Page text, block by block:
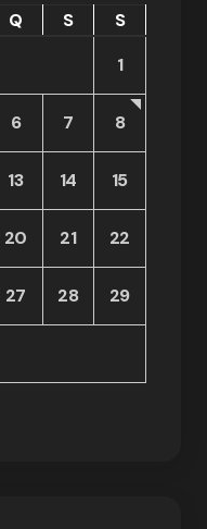
Q S
S
1
6 7 8
13 14 15
20 21 22
27 28 29